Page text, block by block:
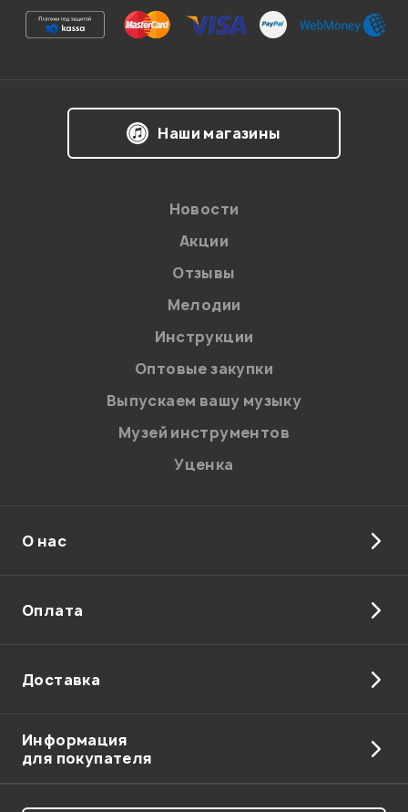
Ваша оценка:
на обработку персональных данных в
Политикой в отношении обработки
персональных данных.
Введите проверочное число:
Отправить
Наши магазины
Новости
Акции
Отзывы
Мелодии
Инструкции
Оптовые закупки
Выпускаем вашу музыку
Музей инструментов
Уценка
О нас
Оплата
Доставка
Информация
для покупателя